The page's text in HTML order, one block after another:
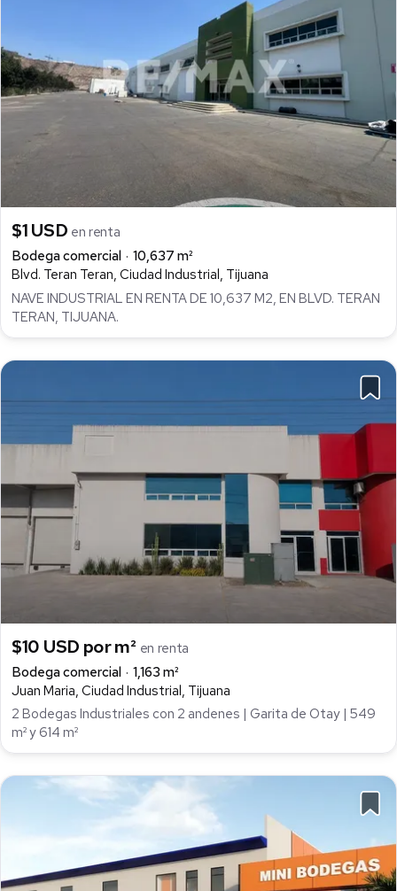
$1 USD en renta
Bodega comercial
10,637 m²
Blvd. Teran Teran, Ciudad Industrial, Tijuana
NAVE INDUSTRIAL EN RENTA DE 10,637 M2, EN BLVD. TERAN
TERAN, TIJUANA.
$10 USD por m² en renta
Bodega comercial
1,163 m²
Juan Maria, Ciudad Industrial, Tijuana
2 Bodegas Industriales con 2 andenes | Garita de Otay | 549
m² y 614 m²